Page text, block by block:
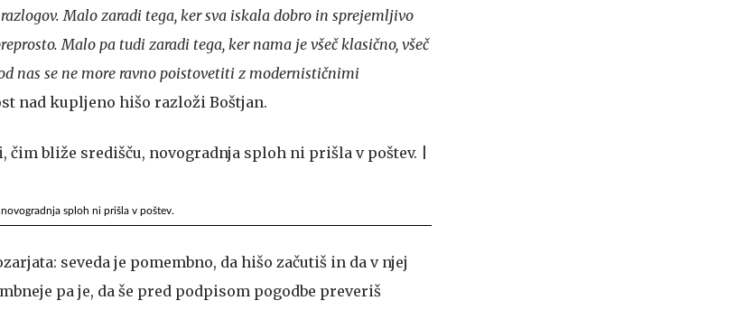
Malo zaradi tega, ker sva iskala dobro in sprejemljivo
Malo pa tudi zaradi tega, ker nama je všeč klasično, všeč
nas se ne more ravno poistovetiti z modernističnimi
nad kupljeno hišo razloži Boštjan.
sploh ni prišla v poštev.
seveda je pomembno, da hišo začutiš in da v njej
pa je, da še pred podpisom pogodbe preveriš